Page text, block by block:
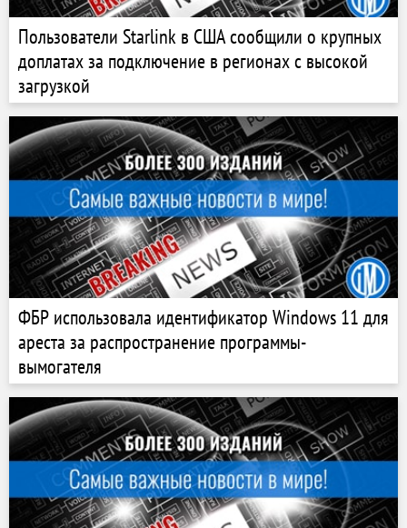
Пользователи Starlink в США сообщили о крупных
доплатах за подключение в регионах с высокой
загрузкой
ФБР использовала идентификатор Windows 11 для
ареста за распространение программы-
вымогателя